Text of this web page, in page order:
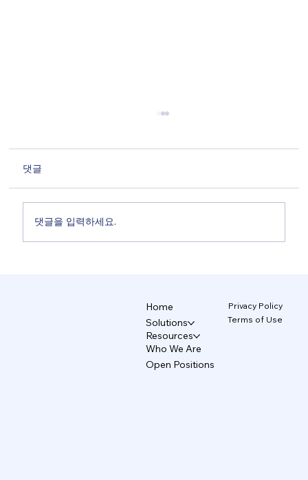
댓글
댓글을 입력하세요.
Home
Solutions
Resources
Who We Are
Open Positions
Privacy Policy
Terms of Use